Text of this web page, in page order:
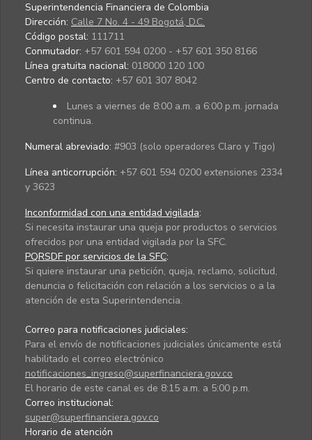
Superintendencia Financiera de Colombia
Dirección: Calle 7 No. 4 - 49 Bogotá, D.C.
Código postal: 111711
Conmutador: +57 601 594 0200 - +57 601 350 8166
Línea gratuita nacional: 018000 120 100
Centro de contacto: +57 601 307 8042
Lunes a viernes de 8:00 a.m. a 6:00 p.m. jornada
continua.
Numeral abreviado: #903 (solo operadores Claro y Tigo)
Línea anticorrupción: +57 601 594 0200 extensiones 2334
y 3623
Inconformidad con una entidad vigilada:
Si necesita instaurar una queja por productos o servicios
ofrecidos por una entidad vigilada por la SFC.
PQRSDF por servicios de la SFC:
Si quiere instaurar una petición, queja, reclamo, solicitud,
denuncia o felicitación con relación a los servicios o a la
atención de esta Superintendencia.
Correo para notificaciones judiciales:
Para el envío de notificaciones judiciales únicamente está
habilitado el correo electrónico
notificaciones_ingreso@superfinanciera.gov.co
El horario de este canal es de 8:15 a.m. a 5:00 p.m.
Correo institucional:
super@superfinanciera.gov.co
Horario de atención